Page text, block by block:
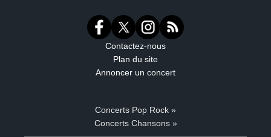
Contactez-nous
Plan du site
Annoncer un concert
Concerts Pop Rock »
Concerts Chansons »